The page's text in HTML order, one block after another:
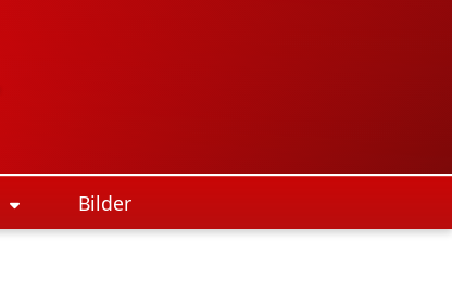
Bilder